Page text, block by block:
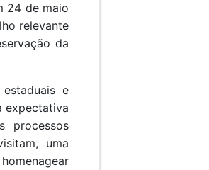
24 de maio
relevante
da
e
expectativa
processos
uma